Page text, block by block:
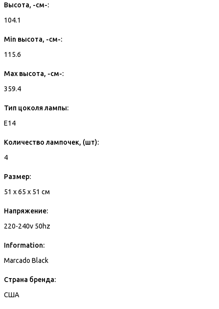
Высота, -см-:
104.1
Min высота, -см-:
115.6
Max высота, -см-:
359.4
Тип цоколя лампы:
E14
Количество лампочек, (шт):
4
Размер:
51 x 65 x 51 см
Напряжение:
220-240v 50hz
Information:
Marcado Black
Страна бренда:
США